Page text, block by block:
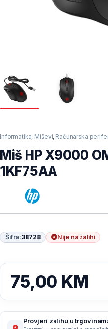
Informatika, Miševi, Računarska
Miš HP X9000
1KF75AA
Šifra:38728 Nije na zalihi
75,00 KM
Provjeri zalihu u